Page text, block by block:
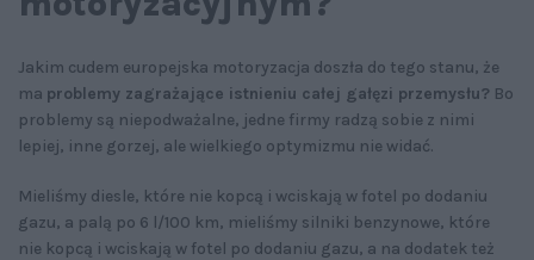
Jakim cudem europejska motoryzacja doszła do tego stanu, że
ma problemy zagrażające istnieniu całej gałęzi przemysłu? Bo
problemy są niepodważalne, jedne firmy radzą sobie z nimi
lepiej, inne gorzej, ale wielkiego optymizmu nie widać.
Mieliśmy diesle, które nie kopcą i wciskają w fotel po dodaniu
gazu, a palą po 6 l/100 km, mieliśmy silniki benzynowe, które
nie kopcą i wciskają w fotel po dodaniu gazu, a na dodatek też